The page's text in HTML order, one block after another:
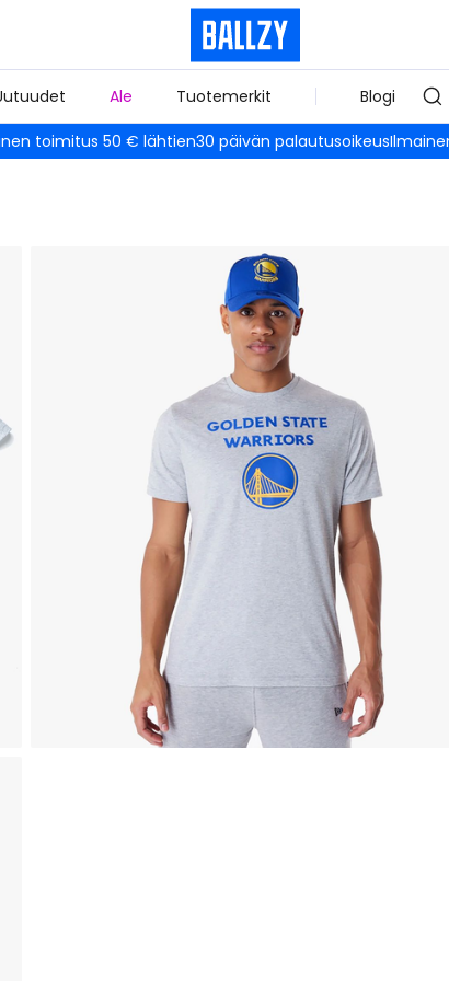
Ale Tuotemerkit Blogi
toimitus 50 € lähtien30 päivän palautusoikeus